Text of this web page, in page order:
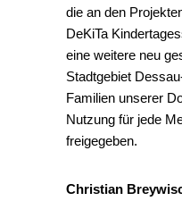
die an den
DeKiTa
eine weitere neu
Stadtgebiet
Familien unserer
Nutzung für jede
freigegeben.
Christian